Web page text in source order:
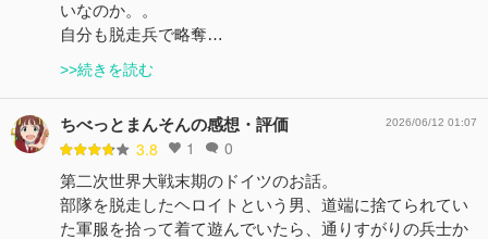
いなのか。。
自分も脱走兵で略奪…
>>続きを読む
ちべっとまんそんの感想・評価
3.8 1 0
2026/06/12 01:07
第二次世界大戦末期のドイツのお話。
部隊を脱走したヘロイトという男、道端に捨てられてい
た軍服を拾って着て遊んでいたら、通りすがりの兵士か